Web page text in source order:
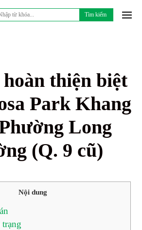
thiện biệt
Park Khang
Long
(Q. 9 cũ)
Nội dung